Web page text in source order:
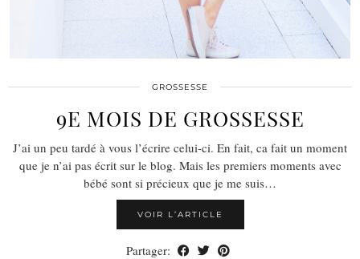
GROSSESSE
9E MOIS DE GROSSESSE
J’ai un peu tardé à vous l’écrire celui-ci. En fait, ca fait un moment
que je n’ai pas écrit sur le blog. Mais les premiers moments avec
bébé sont si précieux que je me suis…
VOIR L’ARTICLE
Partager: